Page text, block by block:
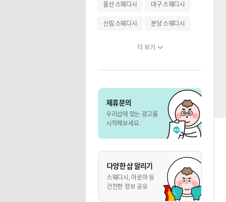
울산 스웨디시 대구 스웨디시
신림 스웨디시 분당 스웨디시
더 보기
제휴문의
우리샵에 맞는 광고를
시작해보세요.
다양한 샵 알리기
스웨디시, 아로마 등
건전한 정보 공유